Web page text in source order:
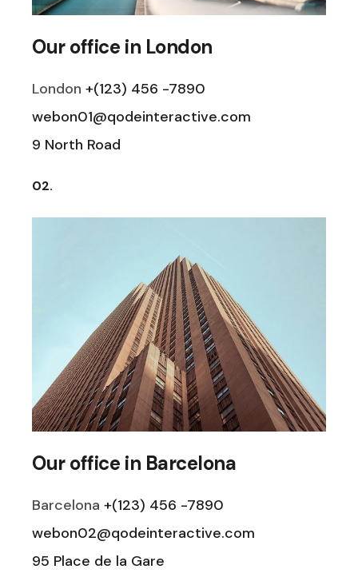
Our office in London
London+(123) 456 -7890
webon01@qodeinteractive.com
9 North Road
02.
Our office in Barcelona
Barcelona+(123) 456 -7890
webon02@qodeinteractive.com
95 Place de la Gare